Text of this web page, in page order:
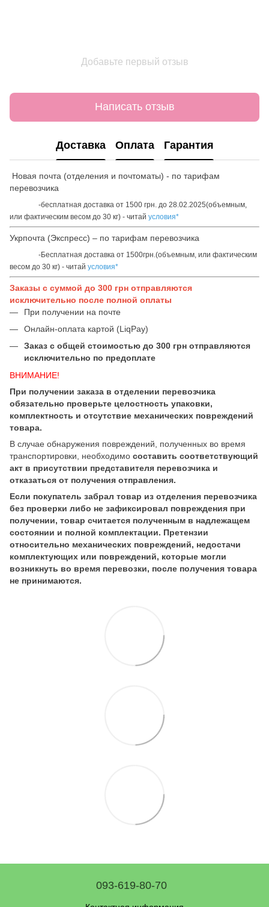
Добавьте первый отзыв
Написать отзыв
Доставка Оплата Гарантия
Новая почта (отделения и почтоматы) - по тарифам
перевозчика
-бесплатная доставка от 1500 грн. до 28.02.2025(объемным,
или фактическим весом до 30 кг) - читай условия*
Укрпочта (Экспресс) – по тарифам перевозчика
-Бесплатная доставка от 1500грн.(объемным, или фактическим
весом до 30 кг) - читай условия*
Заказы с суммой до 300 грн отправляются
исключительно после полной оплаты
При получении на почте
Онлайн-оплата картой (LiqPay)
Заказ с общей стоимостью до 300 грн отправляются
исключительно по предоплате
ВНИМАНИЕ!
При получении заказа в отделении перевозчика
обязательно проверьте целостность упаковки,
комплектность и отсутствие механических повреждений
товара.
В случае обнаружения повреждений, полученных во время
транспортировки, необходимо составить соответствующий
акт в присутствии представителя перевозчика и
отказаться от получения отправления.
Если покупатель забрал товар из отделения перевозчика
без проверки либо не зафиксировал повреждения при
получении, товар считается полученным в надлежащем
состоянии и полной комплектации. Претензии
относительно механических повреждений, недостачи
комплектующих или повреждений, которые могли
возникнуть во время перевозки, после получения товара
не принимаются.
093-619-80-70